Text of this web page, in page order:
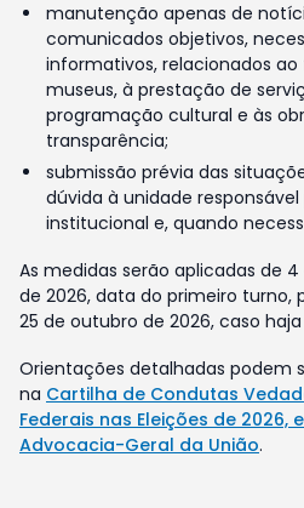
manutenção apenas de
comunicados objetivos,
informativos, relacionados
museus, à prestação de
programação cultural e às
transparência;
submissão prévia das
dúvida à unidade
institucional e, quando
As medidas serão aplicadas de
de 2026, data do primeiro
25 de outubro de 2026, caso
Orientações detalhadas podem
na Cartilha de Condutas
Federais nas Eleições de 2026,
Advocacia-Geral da União.